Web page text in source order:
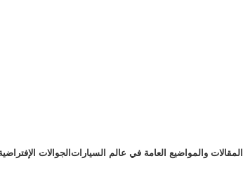
المقالات والمواضيع العامة في عالم السيارات الجوالات